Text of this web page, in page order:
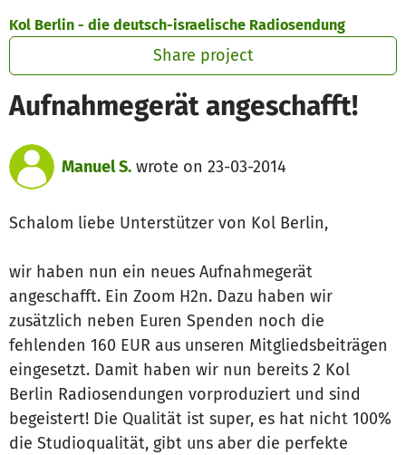
Kol Berlin - die deutsch-israelische Radiosendung
Share project
Aufnahmegerät angeschafft!
Manuel S. wrote on 23-03-2014
Schalom liebe Unterstützer von Kol Berlin,
wir haben nun ein neues Aufnahmegerät
angeschafft. Ein Zoom H2n. Dazu haben wir
zusätzlich neben Euren Spenden noch die
fehlenden 160 EUR aus unseren Mitgliedsbeiträgen
eingesetzt. Damit haben wir nun bereits 2 Kol
Berlin Radiosendungen vorproduziert und sind
begeistert! Die Qualität ist super, es hat nicht 100%
die Studioqualität, gibt uns aber die perfekte